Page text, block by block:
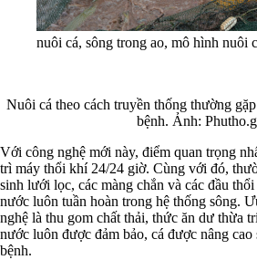
nuôi cá, sông trong ao, mô hình nuôi
Nuôi cá theo cách truyền thống thường
bệnh. Ảnh:
Với công nghệ mới này, điểm quan trọng
trì máy thổi khí 24/24 giờ. Cùng với đó,
sinh lưới lọc, các màng chắn và các đầu
nước luôn tuần hoàn trong hệ thống sông.
nghệ là thu gom chất thải, thức ăn dư thừa
nước luôn được đảm bảo, cá được nâng
bệnh.